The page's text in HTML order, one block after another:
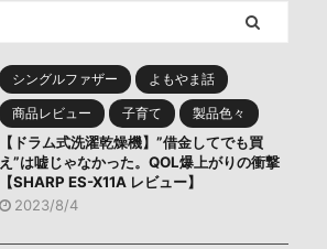
シングルファザー よもやま話
商品レビュー 子育て 製品色々
【ドラム式洗濯乾燥機】”借金してでも買
え”は嘘じゃなかった。QOL爆上がりの衝撃
【SHARP ES-X11A レビュー】
2023/8/4